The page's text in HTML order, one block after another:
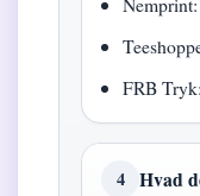
FRB
4 Hvad